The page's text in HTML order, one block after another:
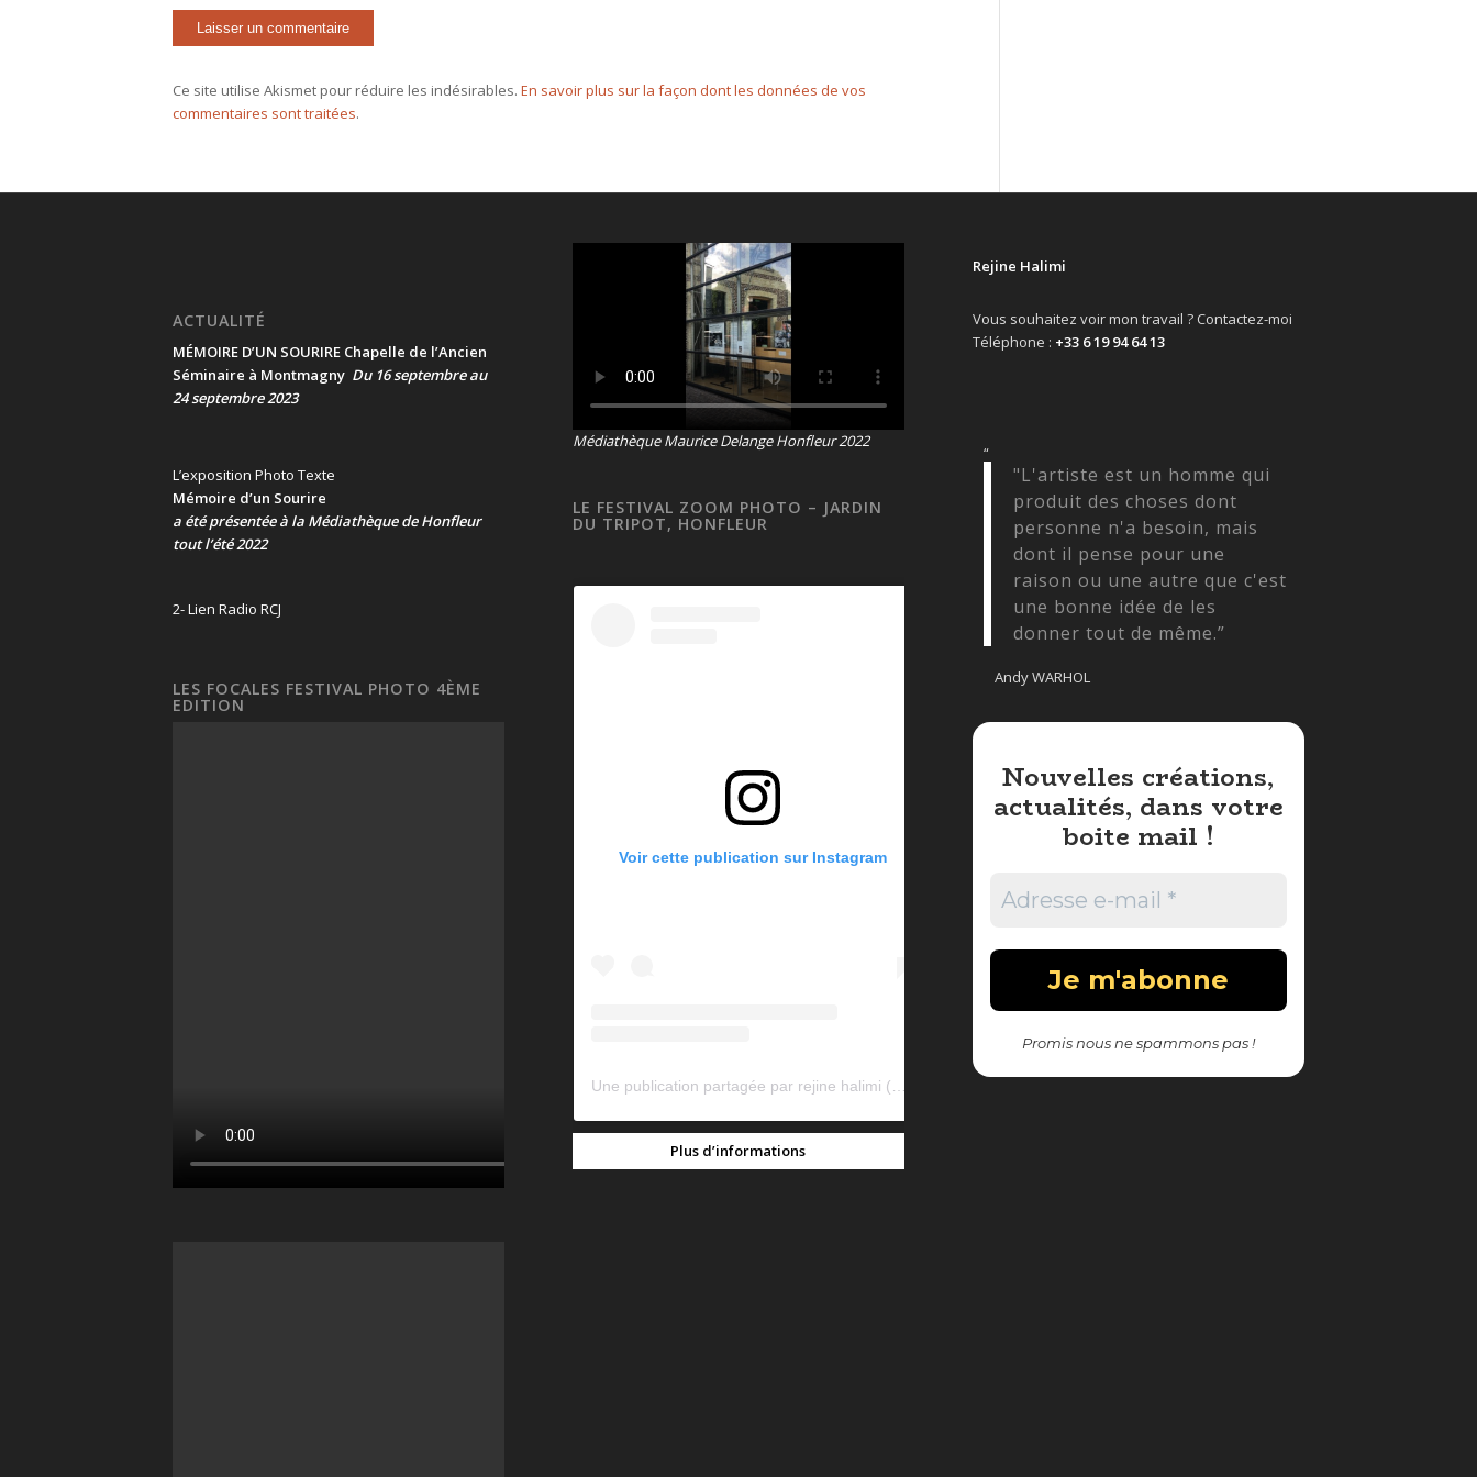
Ce site utilise Akismet pour réduire les indésirables. En savoir plus sur la façon dont les données de vos
commentaires sont traitées.
ACTUALITÉ
MÉMOIRE D’UN SOURIRE Chapelle de l’Ancien
Séminaire à Montmagny Du 16 septembre au
24 septembre 2023
L’exposition Photo Texte
Mémoire d’un Sourire
a été présentéeà la Médiathèque de Honfleur
tout l’été 2022
2- Lien Radio RCJ
LES FOCALES FESTIVAL PHOTO 4ÈME
EDITION
Médiathèque Maurice Delange Honfleur 2022
LE FESTIVAL ZOOM PHOTO – JARDIN
DU TRIPOT, HONFLEUR
Voir cette publication sur Instagram
Plus d’informations
Rejine Halimi
Vous souhaitez voir mon travail ? Contactez-moi
Téléphone : +33 6 19 94 64 13
“
"L'artiste est un homme qui
produit des choses dont
personne n'a besoin, mais
dont il pense pour une
raison ou une autre que c'est
une bonne idée de les
donner tout de même.”
Andy WARHOL
Nouvelles créations,
actualités, dans votre
boite mail !
Promis nous ne spammons pas !